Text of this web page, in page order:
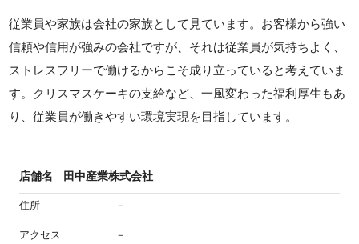
従業員や家族は会社の家族として見ています。お客様から強い
信頼や信用が強みの会社ですが、それは従業員が気持ちよく、
ストレスフリーで働けるからこそ成り立っていると考えていま
す。クリスマスケーキの支給など、一風変わった福利厚生もあ
り、従業員が働きやすい環境実現を目指しています。
店舗名 田中産業株式会社
住所 －
アクセス －